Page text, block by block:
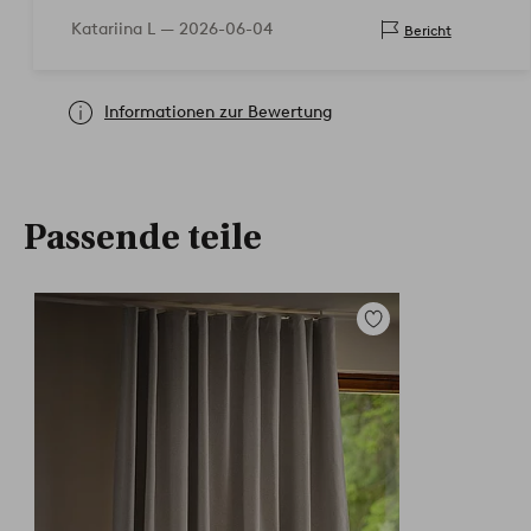
Vorhänge vor der Verwendung zu waschen.
Katariina L — 2026-06-04 Bericht
Informationen zur Bewertung
Passende teile
Zu
hinzufügen